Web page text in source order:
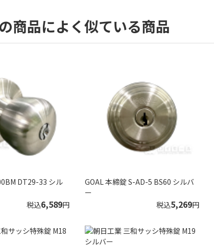
商品によく似ている商品
DT29-33 シル
税込6,589円
GОAL 本締錠 S-AD-5 BS60 シルバ
ー
税込5,269円